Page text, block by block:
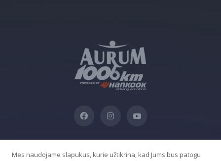
Mes naudojame slapukus, kurie užtikrina, kad Jums bus patogu